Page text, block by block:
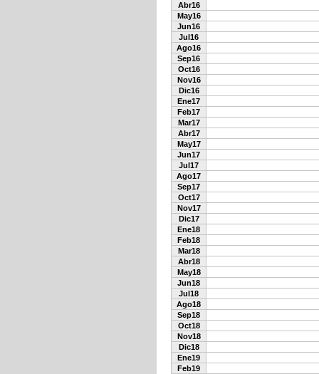
Abr16
May16
Jun16
Jul16
Ago16
Sep16
Oct16
Nov16
Dic16
Ene17
Feb17
Mar17
Abr17
May17
Jun17
Jul17
Ago17
Sep17
Oct17
Nov17
Dic17
Ene18
Feb18
Mar18
Abr18
May18
Jun18
Jul18
Ago18
Sep18
Oct18
Nov18
Dic18
Ene19
Feb19